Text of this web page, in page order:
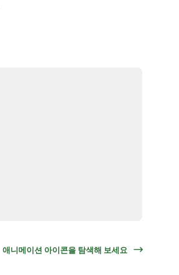
애니메이션 아이콘을 탐색해 보세요